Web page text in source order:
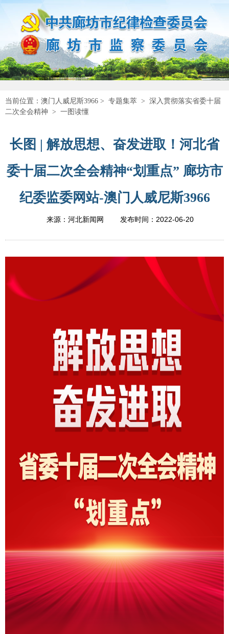
当前位置： 澳门人威尼斯3966 > 专题集萃 > 深入贯彻落实省委十届
二次全会精神 > 一图读懂
长图 | 解放思想、奋发进取！河北省
委十届二次全会精神“划重点” 廊坊市
纪委监委网站-澳门人威尼斯3966
来源：河北新闻网 发布时间： 2022-06-20